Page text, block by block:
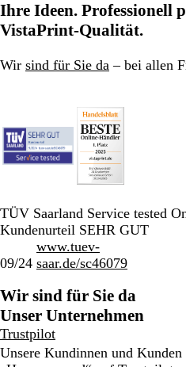
Ihre Ideen. Professionell
VistaPrint-Qualität.
Wir sind für Sie da – bei allen
TÜV Saarland Service tested
Kundenurteil SEHR GUT
09/24
www.tuev-
saar.de/sc46079
Wir sind für Sie da
Unser Unternehmen
Trustpilot
Unsere Kundinnen und